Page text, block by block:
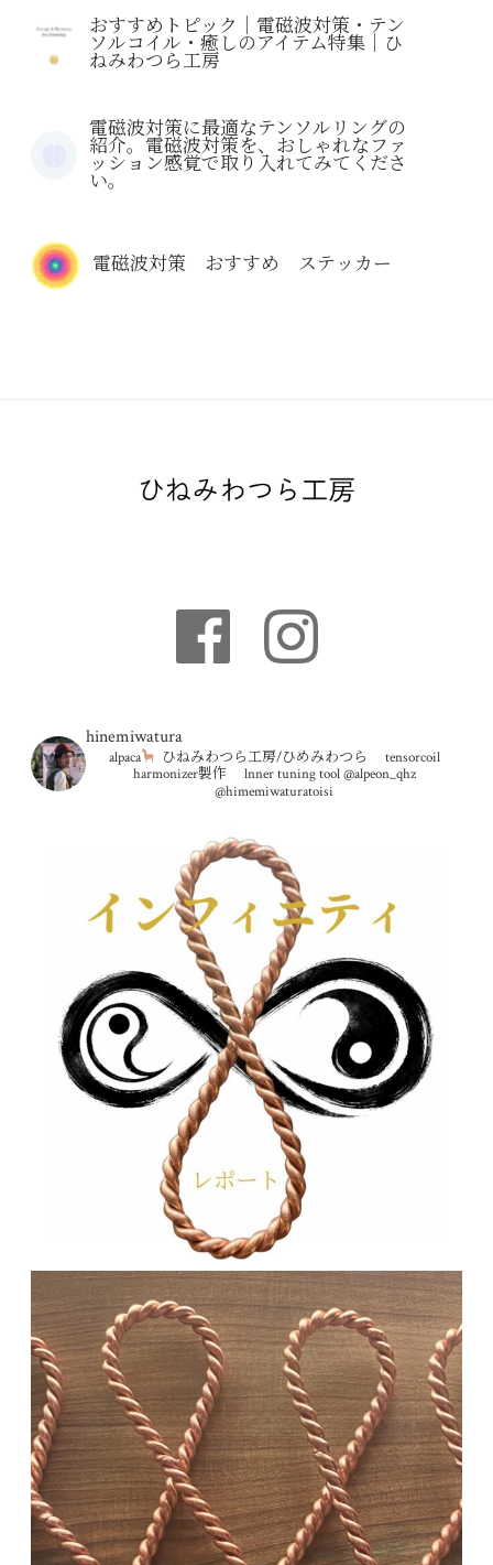
おすすめトピック｜電磁波対策・テン
ソルコイル・癒しのアイテム特集｜ひ
ねみわつら工房
電磁波対策に最適なテンソルリングの
紹介。電磁波対策を、おしゃれなファ
ッション感覚で取り入れてみてくださ
い。
電磁波対策 おすすめ ステッカー
hinemiwatura
alpaca ひねみわつら工房/ひめみわつら
tensorcoil
harmonizer製作
lnner tuning tool@alpeon_qhz
@himemiwaturatoisi